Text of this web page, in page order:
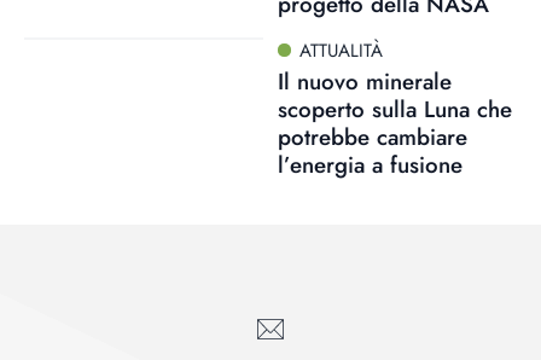
ATTUALITÀ
Il nuovo minerale
scoperto sulla Luna che
potrebbe cambiare
l’energia a fusione